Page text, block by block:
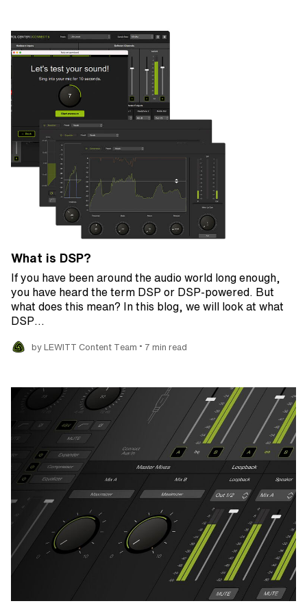
What is DSP?
If you have been around the audio world long enough,
you have heard the term DSP or DSP-powered. But
what does this mean? In this blog, we will look at what
DSP…
by LEWITT Content Team • 7 min read